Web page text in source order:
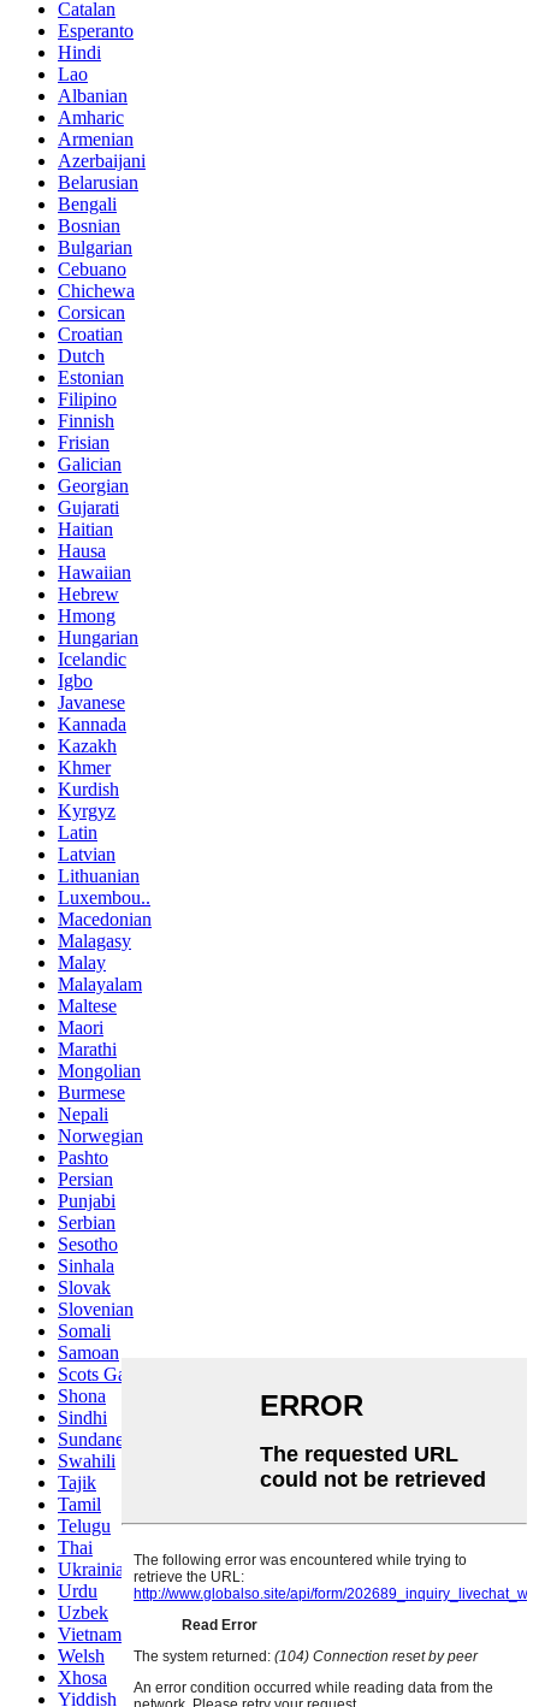
Catalan
Esperanto
Hindi
Lao
Albanian
Amharic
Armenian
Azerbaijani
Belarusian
Bengali
Bosnian
Bulgarian
Cebuano
Chichewa
Corsican
Croatian
Dutch
Estonian
Filipino
Finnish
Frisian
Galician
Georgian
Gujarati
Haitian
Hausa
Hawaiian
Hebrew
Hmong
Hungarian
Icelandic
Igbo
Javanese
Kannada
Kazakh
Khmer
Kurdish
Kyrgyz
Latin
Latvian
Lithuanian
Luxembou..
Macedonian
Malagasy
Malay
Malayalam
Maltese
Maori
Marathi
Mongolian
Burmese
Nepali
Norwegian
Pashto
Persian
Punjabi
Serbian
Sesotho
Sinhala
Slovak
Slovenian
Somali
Samoan
Scots Gaelic
Shona
Sindhi
Sundanese
Swahili
Tajik
Tamil
Telugu
Thai
Ukrainian
Urdu
Uzbek
Vietnamese
Welsh
Xhosa
Yiddish